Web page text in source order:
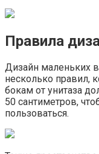
Правила
Дизайн маленьких
несколько правил,
бокам от унитаза
50 сантиметров,
пользоваться.